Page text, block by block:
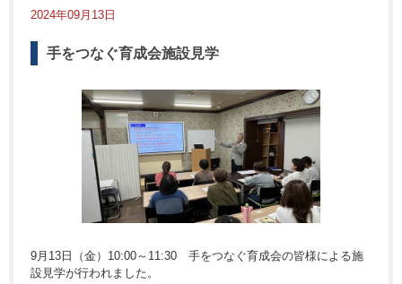
2024年09月13日
手をつなぐ育成会施設見学
9月13日（金）10:00～11:30 手をつなぐ育成会の皆様による施
設見学が行われました。